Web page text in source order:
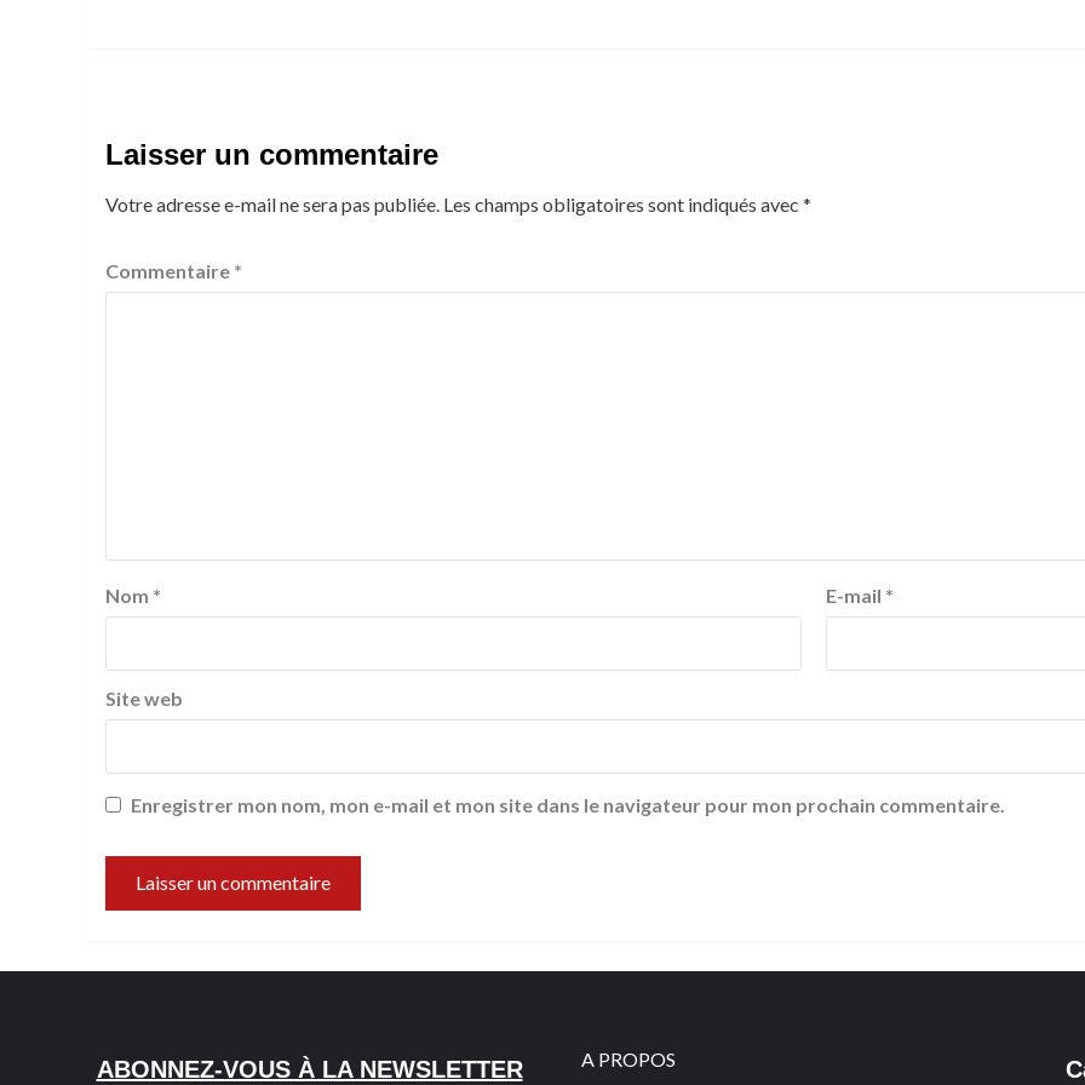
Laisser un commentaire
Votre adresse e-mail ne sera pas publiée. Les champs obligatoires sont indiqués avec *
Commentaire *
Nom * E-mail *
Site web
Enregistrer mon nom, mon e-mail et mon site dans le navigateur pour mon prochain commentaire.
ABONNEZ-VOUS À LA NEWSLETTER A PROPOS